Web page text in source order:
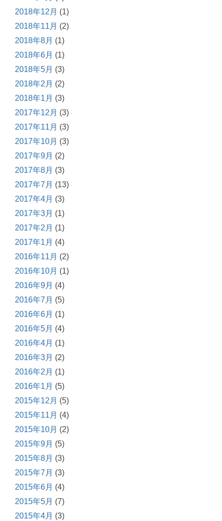
2018年12月 (1)
2018年11月 (2)
2018年8月 (1)
2018年6月 (1)
2018年5月 (3)
2018年2月 (2)
2018年1月 (3)
2017年12月 (3)
2017年11月 (3)
2017年10月 (3)
2017年9月 (2)
2017年8月 (3)
2017年7月 (13)
2017年4月 (3)
2017年3月 (1)
2017年2月 (1)
2017年1月 (4)
2016年11月 (2)
2016年10月 (1)
2016年9月 (4)
2016年7月 (5)
2016年6月 (1)
2016年5月 (4)
2016年4月 (1)
2016年3月 (2)
2016年2月 (1)
2016年1月 (5)
2015年12月 (5)
2015年11月 (4)
2015年10月 (2)
2015年9月 (5)
2015年8月 (3)
2015年7月 (3)
2015年6月 (4)
2015年5月 (7)
2015年4月 (3)